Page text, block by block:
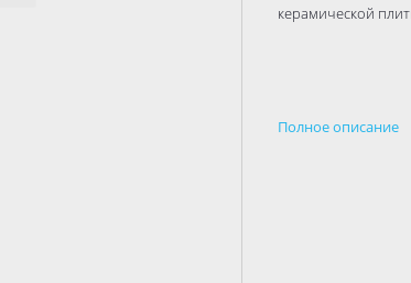
керамической
Полное описание